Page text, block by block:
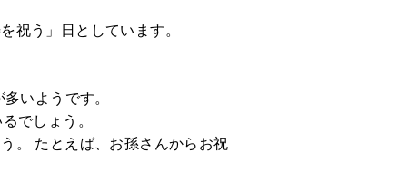
祝う」日としています。
いようです。
でしょう。
。 たとえば、お孫さんからお祝